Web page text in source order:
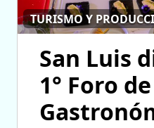
TURISMO Y
San Luis
1° Foro